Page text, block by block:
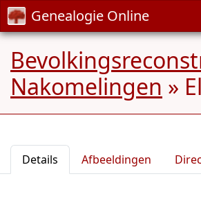
Genealogie Online
Nakomelingen »
Details Afbeeldingen